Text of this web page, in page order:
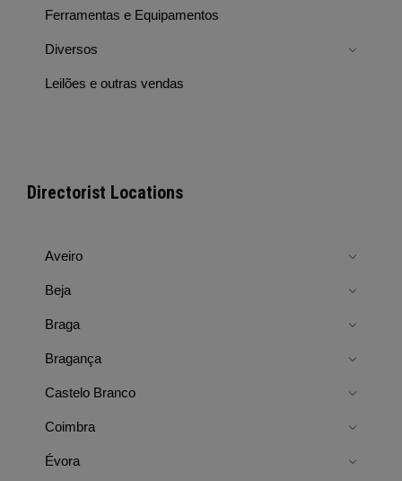
Ferramentas e Equipamentos
Diversos
Leilões e outras vendas
Directorist Locations
Aveiro
Beja
Braga
Bragança
Castelo Branco
Coimbra
Évora